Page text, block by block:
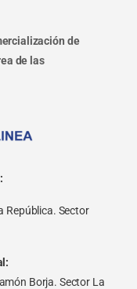
de
de las
República. Sector
Borja. Sector La